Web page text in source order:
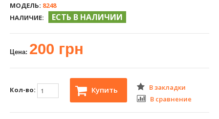
МОДЕЛЬ: 8248
НАЛИЧИЕ:
ЕСТЬ В НАЛИЧИИ
Цена: 200 грн
Кол-во: Купить
В закладки
В сравнение